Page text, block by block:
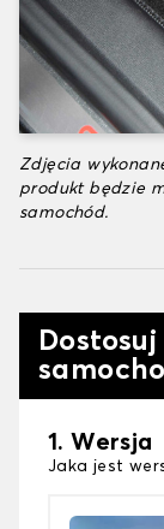
Zdjęcia
produkt będzie
samochód.
1. Wersja
Jaka jest